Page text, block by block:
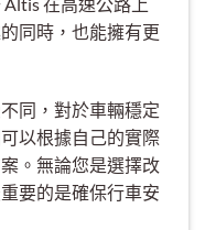
同時，也能擁有更
同，對於車輛穩定
以根據自己的實際
。無論您是選擇改
要的是確保行車安